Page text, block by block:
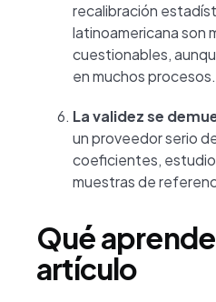
recalibración
latinoamericana son
cuestionables,
en muchos procesos.
La validez se
un proveedor serio
coeficientes,
muestras de
Qué
artículo